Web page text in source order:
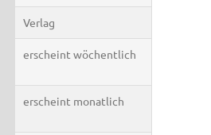
Verlag
erscheint wöchentlich
erscheint monatlich